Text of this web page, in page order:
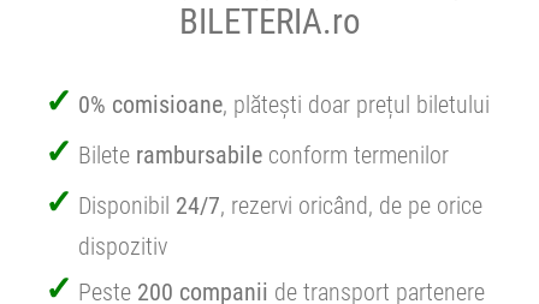
BILETERIA.ro
0% comisioane, plătești doar prețul biletului
Bilete rambursabile conform termenilor
Disponibil 24/7, rezervi oricând, de pe orice
dispozitiv
Peste 200 companii de transport partenere